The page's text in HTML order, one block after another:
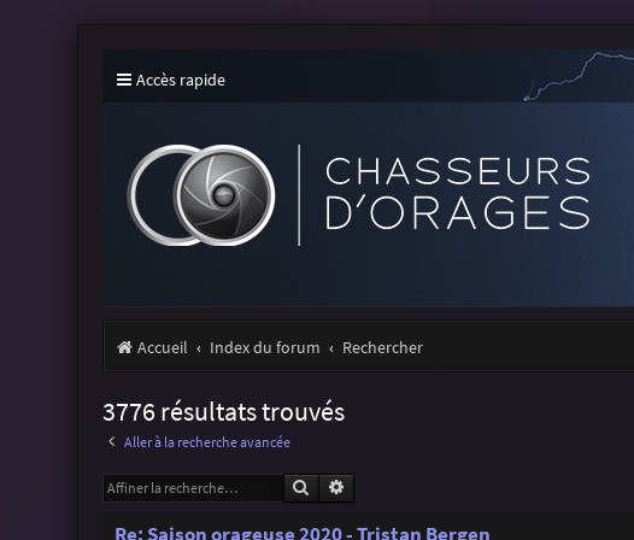
Accès rapide
Accueil Index du forum Rechercher
3776 résultats trouvés
Aller à la recherche avancée
Rechercher
Re: Saison orageuse 2020 - Tristan Bergen